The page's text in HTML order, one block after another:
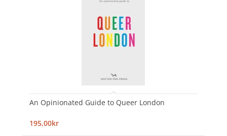
An Opinionated Guide to Queer London
195,00kr